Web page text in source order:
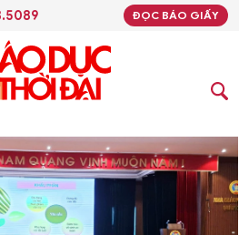
ĐỌC BÁO GIẤY